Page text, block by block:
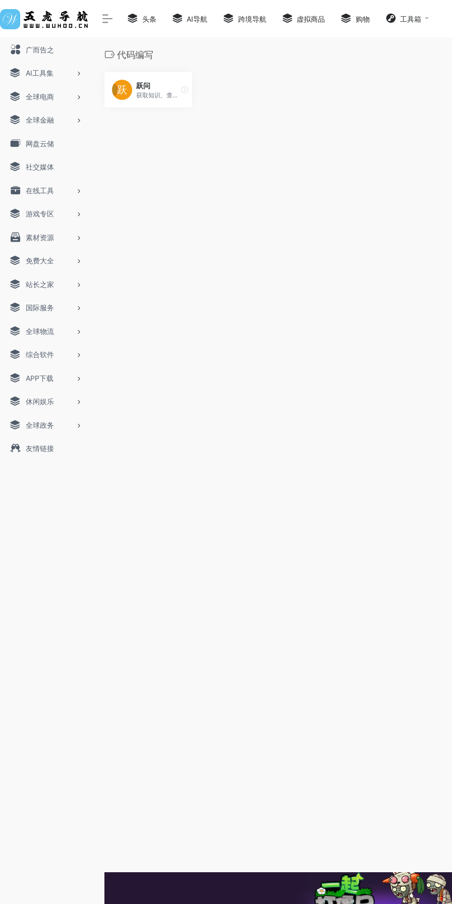
广而告之
AI工具集
全球电商
全球金融
网盘云储
社交媒体
在线工具
游戏专区
素材资源
免费大全
站长之家
国际服务
全球物流
综合软件
APP下载
休闲娱乐
全球政务
友情链接
头条 AI导航 跨境导航 虚拟商品 购物 工具箱
代码编写
跃问
获取知识、查询信息、学习语言、创意写作、编写代码